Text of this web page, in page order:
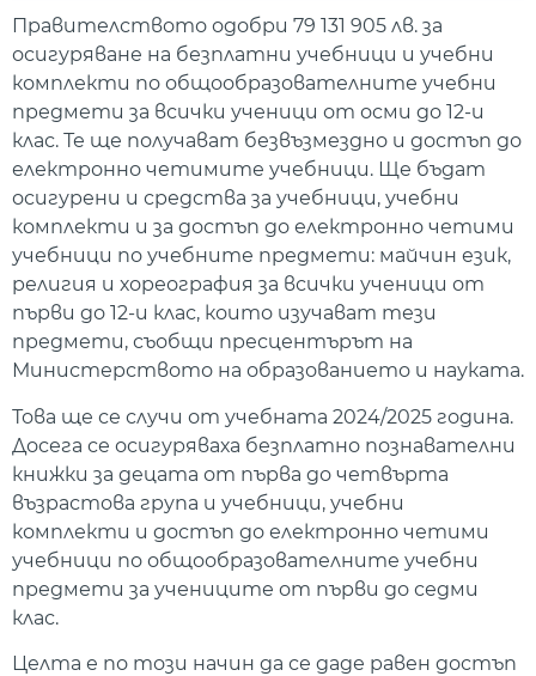
Правителството одобри 79 131 905 лв. за
осигуряване на безплатни учебници и учебни
комплекти по общообразователните учебни
предмети за всички ученици от осми до 12-и
клас. Те ще получават безвъзмездно и достъп до
електронно четимите учебници. Ще бъдат
осигурени и средства за учебници, учебни
комплекти и за достъп до електронно четими
учебници по учебните предмети: майчин език,
религия и хореография за всички ученици от
първи до 12-и клас, които изучават тези
предмети, съобщи пресцентърът на
Министерството на образованието и науката.
Това ще се случи от учебната 2024/2025 година.
Досега се осигуряваха безплатно познавателни
книжки за децата от първа до четвърта
възрастова група и учебници, учебни
комплекти и достъп до електронно четими
учебници по общообразователните учебни
предмети за учениците от първи до седми
клас.
Целта е по този начин да се даде равен достъп